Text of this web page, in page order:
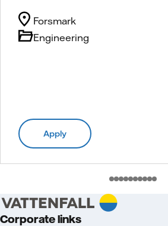
Engineering
Forsmark
Apply
Corporate links